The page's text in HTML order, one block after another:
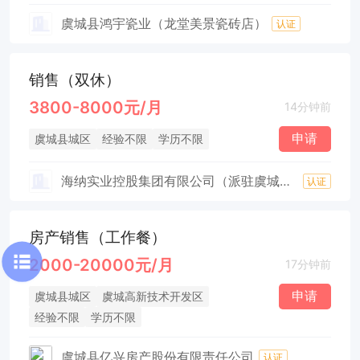
虞城县鸿宇瓷业（龙堂美景瓷砖店） 认证
销售（双休）
3800-8000元/月 14分钟前
虞城县城区 经验不限 学历不限 申请
海纳实业控股集团有限公司（派驻虞城移动公司） 认证
房产销售（工作餐）
2000-20000元/月 17分钟前
虞城县城区
虞城高新技术开发区
经验不限
学历不限
申请
认证